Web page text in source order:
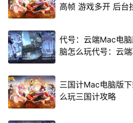
高帧 游戏多开 后台
代号：云端Mac电
脑怎么玩代号：云
三国计Mac电脑版
么玩三国计攻略